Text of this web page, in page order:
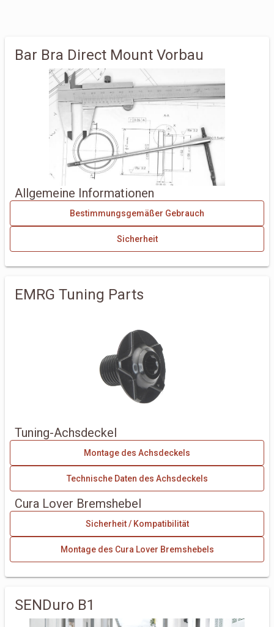
Bar Bra Direct Mount Vorbau
Allgemeine Informationen
Bestimmungsgemäßer Gebrauch
Sicherheit
EMRG Tuning Parts
Tuning-Achsdeckel
Montage des Achsdeckels
Technische Daten des Achsdeckels
Cura Lover Bremshebel
Sicherheit / Kompatibilität
Montage des Cura Lover Bremshebels
SENDuro B1